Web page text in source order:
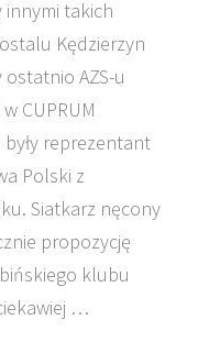
innymi takich
Kędzierzyn
AZS-u
CUPRUM
reprezentant
Polski z
Siatkarz nęcony
propozycję
klubu
…